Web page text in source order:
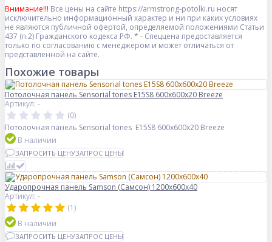
Внимание!!! Все цены на сайте https://armstrong-potolki.ru носят
исключительно информационный характер и ни при каких условиях
не являются публичной офертой, определяемой положениями Статьи
437 (п.2) Гражданского кодекса РФ. * - Спеццена предоставляется
только по согласованию с менеджером и может отличаться от
представленной на сайте.
Похожие товары
Потолочная панель Sensorial tones E15S8 600x600x20 Breeze
Артикул: -
(0)
Потолочная панель Sensorial tones E15S8 600x600x20 Breeze
В наличии
ЗАПРОСИТЬ ЦЕНУЗАПРОС ЦЕНЫ
Ударопрочная панель Samson (Самсон) 1200x600x40
Артикул: -
(1)
В наличии
ЗАПРОСИТЬ ЦЕНУЗАПРОС ЦЕНЫ